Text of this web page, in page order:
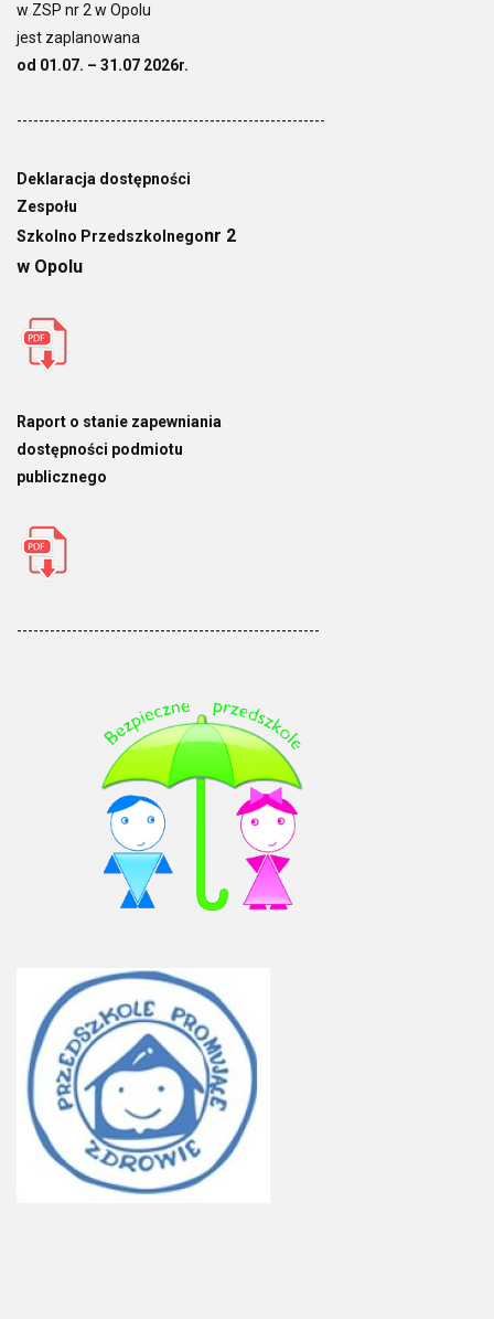
w ZSP nr 2 w Opolu
jest zaplanowana
od 01.07. – 31.07 2026r.
--------------------------------------------------------
Deklaracja dostępności
Zespołu
Szkolno Przedszkolnegonr 2
w Opolu
Raport o stanie zapewniania
dostępności podmiotu
publicznego
-------------------------------------------------------